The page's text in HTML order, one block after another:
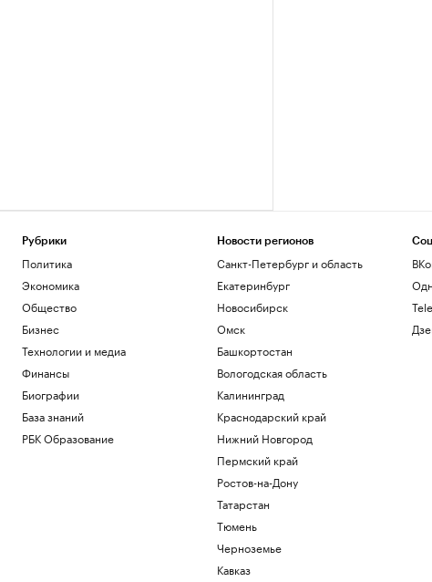
Рубрики
Политика
Экономика
Общество
Бизнес
Технологии и медиа
Финансы
Биографии
База знаний
РБК Образование
Новости регионов
Санкт-Петербург и область
Екатеринбург
Новосибирск
Омск
Башкортостан
Вологодская область
Калининград
Краснодарский край
Нижний Новгород
Пермский край
Ростов-на-Дону
Татарстан
Тюмень
Черноземье
Кавказ